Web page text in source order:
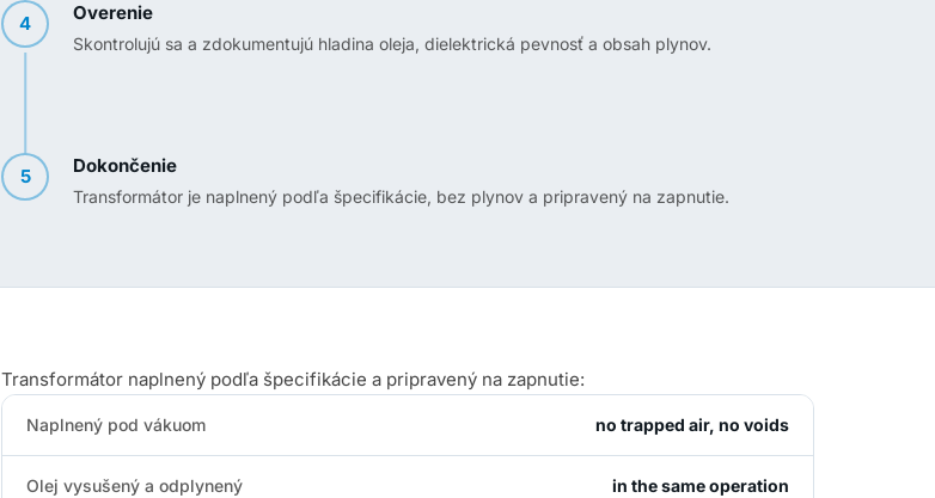
4 Overenie
Skontrolujú sa a zdokumentujú hladina oleja, dielektrická pevnosť a obsah plynov.
5 Dokončenie
Transformátor je naplnený podľa špecifikácie, bez plynov a pripravený na zapnutie.
Transformátor naplnený podľa špecifikácie a pripravený na zapnutie:
Naplnený pod vákuom no trapped air, no voids
Olej vysušený a odplynený in the same operation